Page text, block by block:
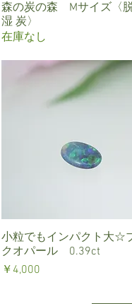
クイックビュー
森の炭の森 Mサイズ〈
湿 炭〉
在庫なし
クイックビュー
小粒でもインパクト大☆
クオパール 0.39ct
価格
￥4,000